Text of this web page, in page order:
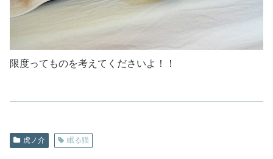
限度ってものを考えてくださいよ！！
虎ノ介 眠る猫